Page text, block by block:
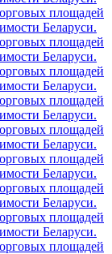
площадей
Беларуси.
площадей
Беларуси.
площадей
Беларуси.
площадей
Беларуси.
площадей
Беларуси.
площадей
Беларуси.
площадей
Беларуси.
площадей
Беларуси.
площадей